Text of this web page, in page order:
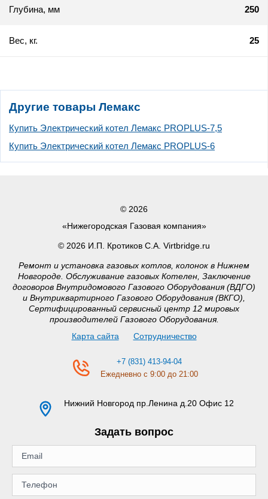
Глубина, мм 250
Вес, кг. 25
Другие товары Лемакс
Купить Электрический котел Лемакс PROPLUS-7,5
Купить Электрический котел Лемакс PROPLUS-6
© 2026
«Нижегородская Газовая компания»
© 2026 И.П. Кротиков С.А. Virtbridge.ru
Ремонт и установка газовых котлов, колонок в Нижнем
Новгороде. Обслуживание газовых Котелен, Заключение
договоров Внутридомового Газового Оборудования (ВДГО)
и Внутриквартирного Газового Оборудования (ВКГО),
Сертифицированный сервисный центр 12 мировых
производителей Газового Оборудования.
Карта сайта
Сотрудничество
+7 (831) 413-94-04
Ежедневно с 9:00 до 21:00
Нижний Новгород пр.Ленина д.20 Офис 12
Задать вопрос